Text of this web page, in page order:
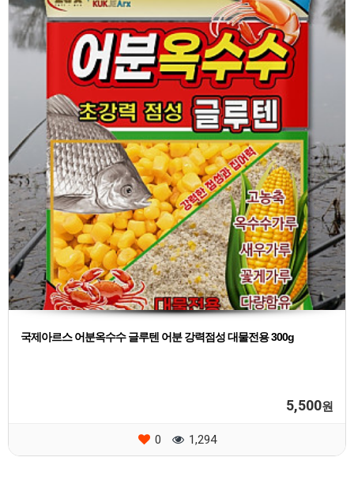
국제아르스 어분옥수수 글루텐 어분 강력점성 대물전용 300g
5,500원
0 1,294